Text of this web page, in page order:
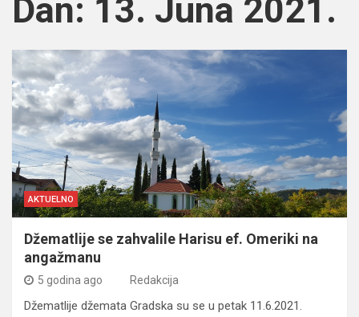
Dan: 13. Juna 2021.
AKTUELNO
Džematlije se zahvalile Harisu ef. Omeriki na
angažmanu
5 godina ago Redakcija
Džematlije džemata Gradska su se u petak 11.6.2021.